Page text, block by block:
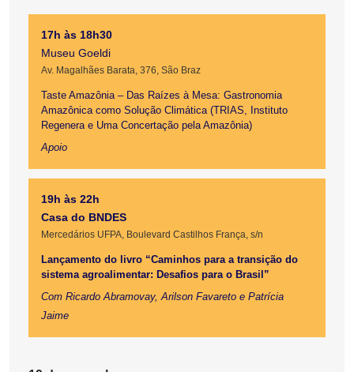
17h às 18h30
Museu Goeldi
Av. Magalhães Barata, 376, São Braz
Taste Amazônia – Das Raízes à Mesa: Gastronomia
Amazônica como Solução Climática (TRIAS, Instituto
Regenera e Uma Concertação pela Amazônia)
Apoio
19h às 22h
Casa do BNDES
Mercedários UFPA, Boulevard Castilhos França, s/n
Lançamento do livro “Caminhos para a transição do
sistema agroalimentar: Desafios para o Brasil”
Com Ricardo Abramovay, Arilson Favareto e Patrícia
Jaime